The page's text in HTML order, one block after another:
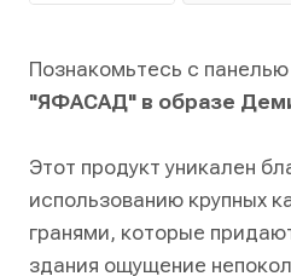
Познакомьтесь с
"ЯФАСАД" в образе
Этот продукт уникален
использованию крупных
гранями, которые
здания ощущение